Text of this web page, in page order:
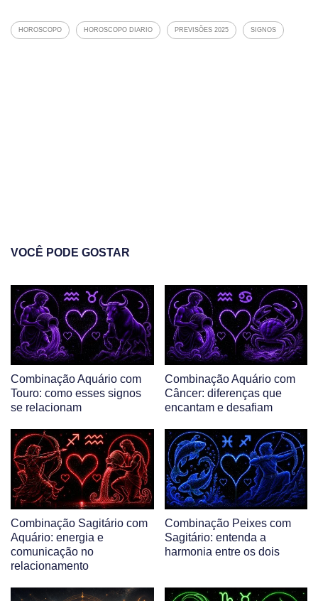
HOROSCOPO HOROSCOPO DIARIO PREVISÕES 2025 SIGNOS
VOCÊ PODE GOSTAR
Combinação Aquário com
Touro: como esses signos
se relacionam
Combinação Aquário com
Câncer: diferenças que
encantam e desafiam
Combinação Sagitário com
Aquário: energia e
comunicação no
relacionamento
Combinação Peixes com
Sagitário: entenda a
harmonia entre os dois